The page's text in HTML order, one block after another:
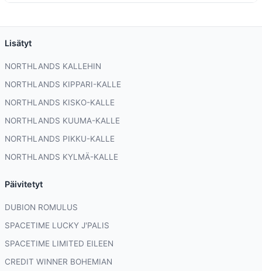
Lisätyt
NORTHLANDS KALLEHIN
NORTHLANDS KIPPARI-KALLE
NORTHLANDS KISKO-KALLE
NORTHLANDS KUUMA-KALLE
NORTHLANDS PIKKU-KALLE
NORTHLANDS KYLMÄ-KALLE
Päivitetyt
DUBION ROMULUS
SPACETIME LUCKY J'PALIS
SPACETIME LIMITED EILEEN
CREDIT WINNER BOHEMIAN